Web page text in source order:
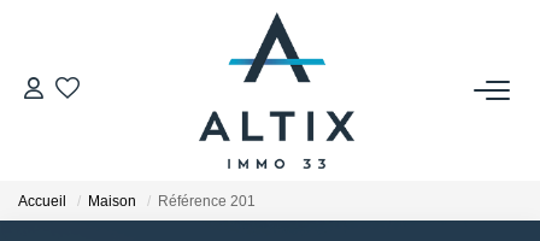
VENDRE
Contact
Estimer
Accueil Maison Référence 201